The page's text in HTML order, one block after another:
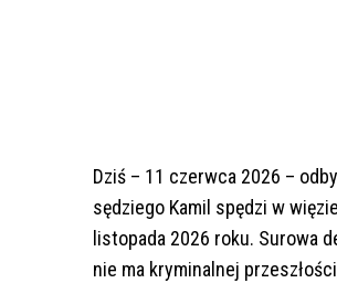
Dziś – 11 czerwca 2026 –
sędziego Kamil spędzi w
listopada 2026 roku. Surowa
nie ma kryminalnej